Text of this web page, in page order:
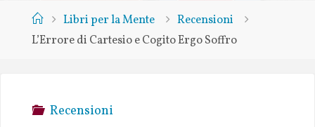
Libri per la Mente
Recensioni
L’Errore di Cartesio e Cogito Ergo Soffro
Recensioni